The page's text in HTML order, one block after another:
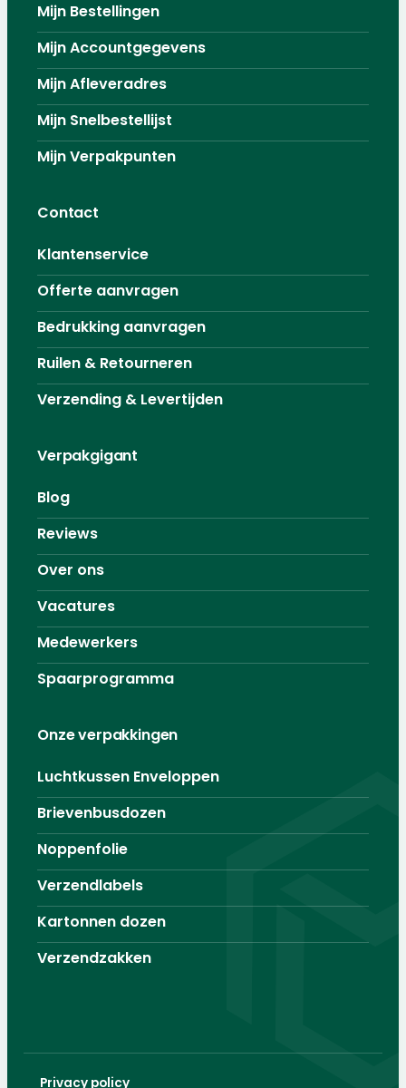
Mijn Bestellingen
Mijn Accountgegevens
Mijn Afleveradres
Mijn Snelbestellijst
Mijn Verpakpunten
Contact
Klantenservice
Offerte aanvragen
Bedrukking aanvragen
Ruilen & Retourneren
Verzending & Levertijden
Verpakgigant
Blog
Reviews
Over ons
Vacatures
Medewerkers
Spaarprogramma
Onze verpakkingen
Luchtkussen Enveloppen
Brievenbusdozen
Noppenfolie
Verzendlabels
Kartonnen dozen
Verzendzakken
Privacy policy